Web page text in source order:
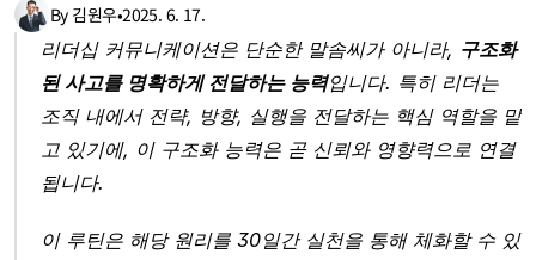
By 김원우•2025. 6. 17.
리더십 커뮤니케이션은 단순한 말솜씨가 아니라, 구조화
된 사고를 명확하게 전달하는 능력입니다. 특히 리더는
조직 내에서 전략, 방향, 실행을 전달하는 핵심 역할을 맡
고 있기에, 이 구조화 능력은 곧 신뢰와 영향력으로 연결
됩니다.
이 루틴은 해당 원리를 30일간 실천을 통해 체화할 수 있